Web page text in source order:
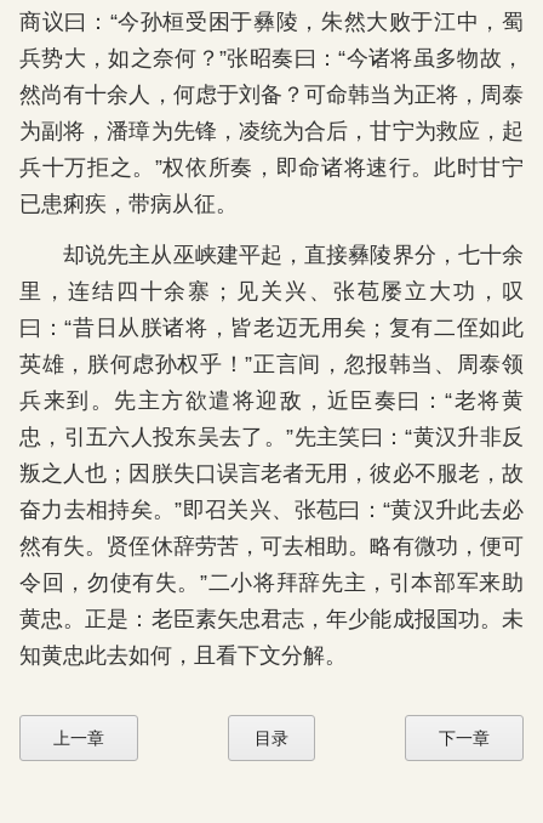
商议曰：“今孙桓受困于彝陵，朱然大败于江中，蜀
兵势大，如之奈何？”张昭奏曰：“今诸将虽多物故，
然尚有十余人，何虑于刘备？可命韩当为正将，周泰
为副将，潘璋为先锋，凌统为合后，甘宁为救应，起
兵十万拒之。”权依所奏，即命诸将速行。此时甘宁
已患痢疾，带病从征。
却说先主从巫峡建平起，直接彝陵界分，七十余
里，连结四十余寨；见关兴、张苞屡立大功，叹
曰：“昔日从朕诸将，皆老迈无用矣；复有二侄如此
英雄，朕何虑孙权乎！”正言间，忽报韩当、周泰领
兵来到。先主方欲遣将迎敌，近臣奏曰：“老将黄
忠，引五六人投东吴去了。”先主笑曰：“黄汉升非反
叛之人也；因朕失口误言老者无用，彼必不服老，故
奋力去相持矣。”即召关兴、张苞曰：“黄汉升此去必
然有失。贤侄休辞劳苦，可去相助。略有微功，便可
令回，勿使有失。”二小将拜辞先主，引本部军来助
黄忠。正是：老臣素矢忠君志，年少能成报国功。未
知黄忠此去如何，且看下文分解。
上一章 目录 下一章